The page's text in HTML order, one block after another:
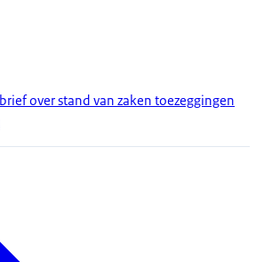
over stand van zaken toezeggingen